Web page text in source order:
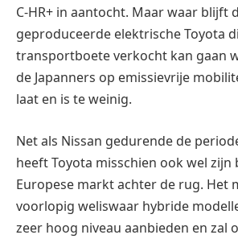
C-HR+ in aantocht. Maar waar blijft
geproduceerde elektrische Toyota
transportboete verkocht kan gaan
de Japanners op emissievrije
laat en is te weinig.
Net als Nissan gedurende de
heeft Toyota misschien ook wel zijn
Europese markt achter de rug. Het
voorlopig weliswaar hybride
zeer hoog niveau aanbieden en zal